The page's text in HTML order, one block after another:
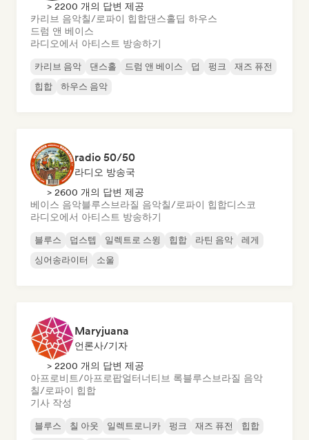
> 2200 개의 답변 제공
카리브 음악칠/로파이 힙합댄스홀딥 하우스
드럼 앤 베이스
라디오에서 아티스트 방송하기
카리브 음악 댄스홀 드럼 앤 베이스 덥 펑크
재즈 퓨전
힙합
하우스 음악
radio 50/50
라디오 방송국
> 2600 개의 답변 제공
베이스 음악블루스브라질 음악칠/로파이 힙합디스코
라디오에서 아티스트 방송하기
블루스 덥스텝 일렉트로 스윙 힙합 라틴 음악
레게
싱어송라이터
소울
Maryjuana
언론사/기자
> 2200 개의 답변 제공
아프로비트/아프로팝얼터너티브 록블루스브라질 음악
칠/로파이 힙합
기사 작성
블루스 칠 아웃 일렉트로니카 펑크 재즈 퓨전
힙합